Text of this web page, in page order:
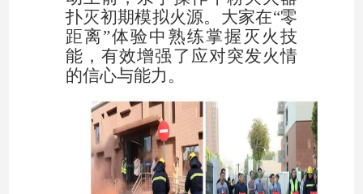
扑灭初期模拟火源。大家在“零
距离”体验中熟练掌握灭火技
能，有效增强了应对突发火情
的信心与能力。